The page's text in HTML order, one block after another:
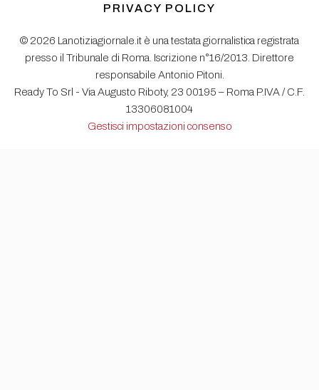
PRIVACY POLICY
© 2026 Lanotiziagiornale.it è una testata giornalistica registrata
presso il Tribunale di Roma. Iscrizione n°16/2013. Direttore
responsabile Antonio Pitoni.
Ready To Srl - Via Augusto Riboty, 23 00195 – Roma P.IVA / C.F.
13306081004
Gestisci impostazioni consenso